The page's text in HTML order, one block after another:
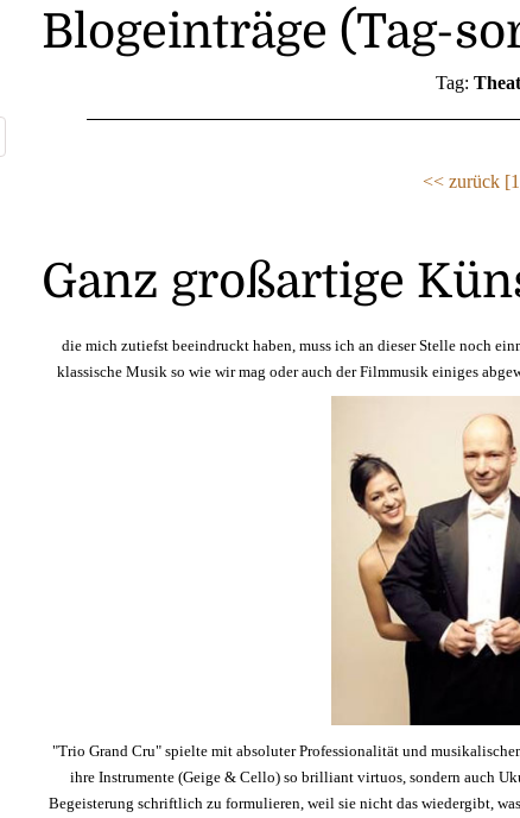
Blogeinträge (Tag-
Tag:
<< zurück
Ganz großartige
die mich zutiefst beeindruckt haben, muss ich an dieser Stelle noch
klassische Musik so wie wir mag oder auch der Filmmusik einiges
"Trio Grand Cru" spielte mit absoluter Professionalität und
ihre Instrumente (Geige & Cello) so brilliant virtuos, sondern auch
Begeisterung schriftlich zu formulieren, weil sie nicht das wiedergibt,